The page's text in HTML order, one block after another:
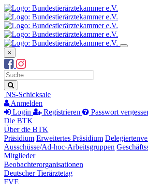
×
Suchbegriff
Suche
NS-Schicksale
Anmelden
Login
Registrieren
Passwort
Die BTK
Über die BTK
Präsidium Erweitertes Präsidium
Ausschüsse/Ad-hoc-Arbeitsgruppen
Mitglieder
Beobachterorganisationen
Deutscher Tierärztetag
FVE